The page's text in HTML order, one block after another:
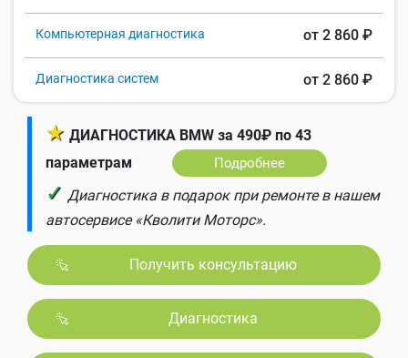
Компьютерная диагностика от 2 860 ₽
Диагностика систем от 2 860 ₽
★ ДИАГНОСТИКА BMW за 490₽ по 43
параметрам
Подробнее
✓ Диагностика в подарок при ремонте в нашем
автосервисе «Кволити Моторс».
Получить консультацию
Диагностика